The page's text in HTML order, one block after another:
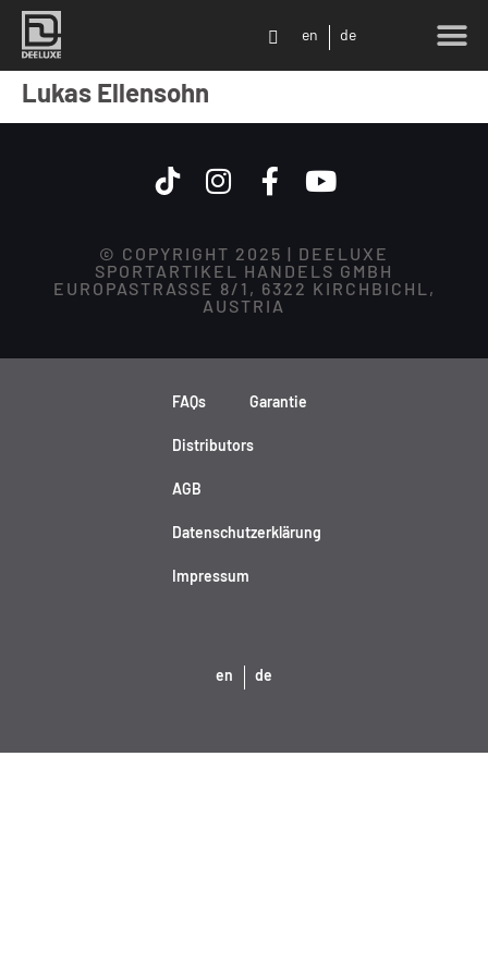
en de
Lukas Ellensohn
© COPYRIGHT 2025 | DEELUXE
SPORTARTIKEL HANDELS GMBH
EUROPASTRASSE 8/1, 6322 KIRCHBICHL,
AUSTRIA
FAQs Garantie
Distributors
AGB
Datenschutzerklärung
Impressum
en de